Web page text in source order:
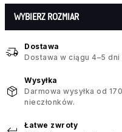
WYBIERZ ROZMIAR
Dostawa
Dostawa w ciągu 4–5
Wysyłka
Darmowa wysyłka od
nieczłonków.
Łatwe zwroty